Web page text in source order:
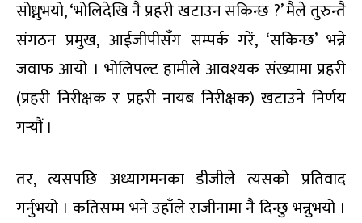
सोध्नुभयो, ‘भोलिदेखि नै प्रहरी खटाउन सकिन्छ ?’ मैले तुरुन्तै
संगठन प्रमुख, आईजीपीसँग सम्पर्क गरें, ‘सकिन्छ’ भन्ने
जवाफ आयो । भोलिपल्ट हामीले आवश्यक संख्यामा प्रहरी
(प्रहरी निरीक्षक र प्रहरी नायब निरीक्षक) खटाउने निर्णय
गर्‍यौं ।
तर, त्यसपछि अध्यागमनका डीजीले त्यसको प्रतिवाद
गर्नुभयो । कतिसम्म भने उहाँले राजीनामा नै दिन्छु भन्नुभयो ।